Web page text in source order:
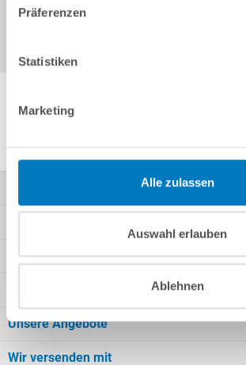
Präferenzen
Statistiken
Marketing
Alle zulassen
Auswahl erlauben
Ablehnen
Weitere
Kundeninformationen
Rechtliche Informationen
Unsere Angebote
Wir versenden mit